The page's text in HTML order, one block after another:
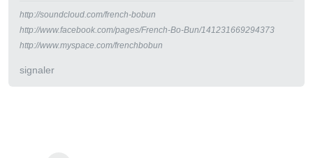
http://soundcloud.com/french-bobun
http://www.facebook.com/pages/French-Bo-Bun/141231669294373
http://www.myspace.com/frenchbobun
signaler